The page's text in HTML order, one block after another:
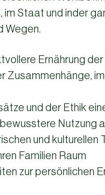
Staat und inder
Wegen.
Ernährung
Zusammenhänge,
und der Ethik
Nutzung
und kulturellen
Familien Raum
zur persönlichen